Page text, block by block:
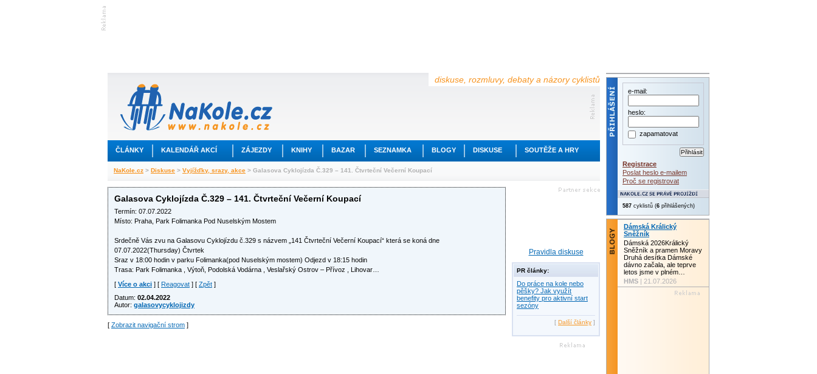
diskuse, rozmluvy, debaty a názory cyklistů
ČLÁNKY KALENDÁŘ AKCÍ ZÁJEZDY KNIHY BAZAR SEZNAMKA BLOGY DISKUSE SOUTĚŽE A HRY
NaKole.cz > Diskuse > Vyjížďky, srazy, akce > Galasova Cyklojízda Č.329 – 141. Čtvrteční Večerní Koupací
Galasova Cyklojízda Č.329 – 141. Čtvrteční Večerní Koupací
Termín: 07.07.2022
Místo: Praha, Park Folimanka Pod Nuselským Mostem
Srdečně Vás zvu na Galasovu Cyklojízdu č.329 s názvem „141 Čtvrteční Večerní Koupací“ která se koná dne
07.07.2022(Thursday) Čtvrtek
Sraz v 18:00 hodin v parku Folimanka(pod Nuselským mostem) Odjezd v 18:15 hodin
Trasa: Park Folimanka , Výtoň, Podolská Vodárna , Veslařský Ostrov – Přívoz , Lihovar…
[ Více o akci ] [ Reagovat ] [ Zpět ]
Datum: 02.04.2022
Autor: galasovycyklojizdy
[ Zobrazit navigační strom ]
Pravidla diskuse
PR články:
Do práce na kole nebo
pěšky? Jak využít
benefity pro aktivní start
sezóny
[ Další články ]
e-mail:
heslo:
zapamatovat
Registrace
Poslat heslo e-mailem
Proč se registrovat
587 cyklistů (6 přihlášených)
Dámská Králický
Sněžník
Dámská 2026Králický
Sněžník a pramen Moravy
Druhá desítka Dámské
dávno začala, ale teprve
letos jsme v plném…
HMS | 21.07.2026